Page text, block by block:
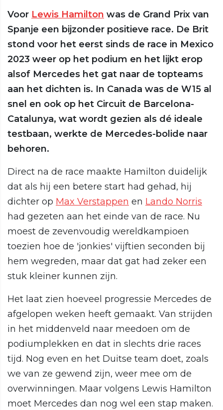
Voor Lewis Hamilton was de Grand Prix van
Spanje een bijzonder positieve race. De Brit
stond voor het eerst sinds de race in Mexico
2023 weer op het podium en het lijkt erop
alsof Mercedes het gat naar de topteams
aan het dichten is. In Canada was de W15 al
snel en ook op het Circuit de Barcelona-
Catalunya, wat wordt gezien als dé ideale
testbaan, werkte de Mercedes-bolide naar
behoren.
Direct na de race maakte Hamilton duidelijk
dat als hij een betere start had gehad, hij
dichter op Max Verstappen en Lando Norris
had gezeten aan het einde van de race. Nu
moest de zevenvoudig wereldkampioen
toezien hoe de 'jonkies' vijftien seconden bij
hem wegreden, maar dat gat had zeker een
stuk kleiner kunnen zijn.
Het laat zien hoeveel progressie Mercedes de
afgelopen weken heeft gemaakt. Van strijden
in het middenveld naar meedoen om de
podiumplekken en dat in slechts drie races
tijd. Nog even en het Duitse team doet, zoals
we van ze gewend zijn, weer mee om de
overwinningen. Maar volgens Lewis Hamilton
moet Mercedes dan nog wel een stap maken.